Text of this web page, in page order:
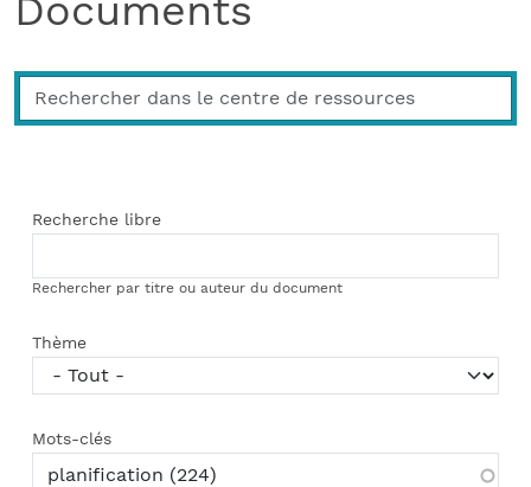
Documents
Recherche libre
Rechercher par titre ou auteur du document
Thème
Mots-clés